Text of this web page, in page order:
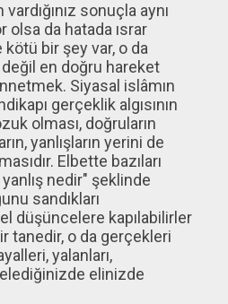
sonuçla aynı
olsa da hatada ısrar
bir şey var, o da
değil en doğru hareket
Siyasal islâmın
gerçeklik algısının
olması, doğruların
yanlışların yerini de
Elbette bazıları
nedir" şeklinde
sandıkları
düşüncelere kapılabilirler
tanedir, o da gerçekleri
yalanları,
elediğinizde elinizde